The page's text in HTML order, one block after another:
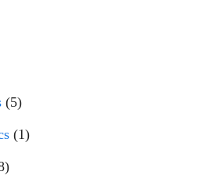
(5)
(1)